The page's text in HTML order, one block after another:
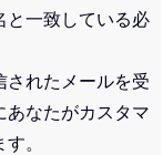
と一致している必
されたメールを受
あなたがカスタマ
。